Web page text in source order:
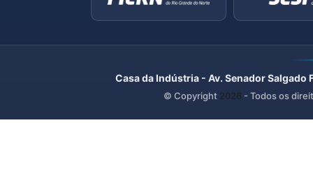
Casa da Indústria - Av. Senador
© Copyright 2026 - Todos os